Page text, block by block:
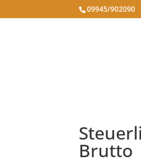
09945/902090
Brutto